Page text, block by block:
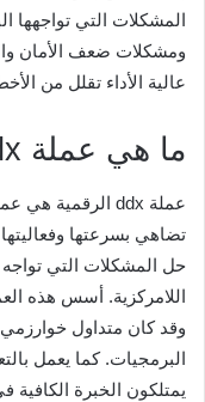
المشكلات التي تواجهها
ومشكلات ضعف الأمان
عالية الأداء تقلل من
ما هي عملة ddx
تضاهي بسرعتها
حل المشكلات التي تواجه
وقد كان متداول
البرمجيات. كما يعمل
يمتلكون الخبرة